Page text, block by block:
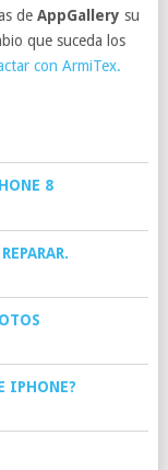
de AppGallery su
que suceda los
con ArmiTex.
8
IPHONE?